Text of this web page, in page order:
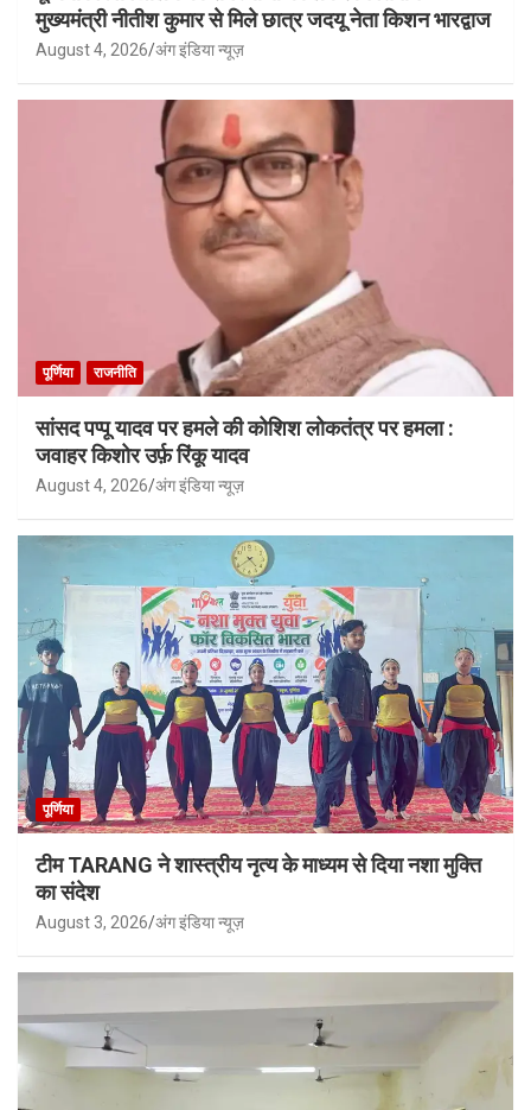
मुख्यमंत्री नीतीश कुमार से मिले छात्र जदयू नेता किशन भारद्वाज
August 4, 2026 अंग इंडिया न्यूज़
पूर्णिया राजनीति
सांसद पप्पू यादव पर हमले की कोशिश लोकतंत्र पर हमला :
जवाहर किशोर उर्फ़ रिंकू यादव
August 4, 2026 अंग इंडिया न्यूज़
पूर्णिया
टीम TARANG ने शास्त्रीय नृत्य के माध्यम से दिया नशा मुक्ति
का संदेश
August 3, 2026 अंग इंडिया न्यूज़